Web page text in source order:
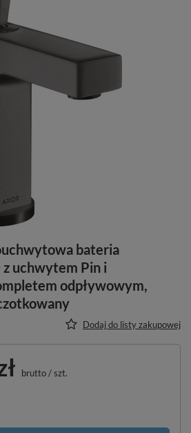
bateria
uchwytem Pin i
odpływowym,
Dodaj do listy zakupowej
brutto/szt.